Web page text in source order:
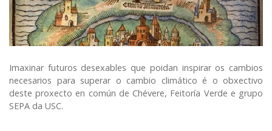
Imaxinar futuros desexables que poidan inspirar os cambios
necesarios para superar o cambio climático é o obxectivo
deste proxecto en común de Chévere, Feitoría Verde e grupo
SEPA da USC.